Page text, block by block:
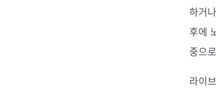
하거
후에
중으
라이